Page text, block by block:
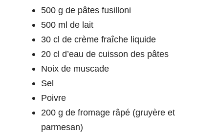
500 g de pâtes fusilloni
500 ml de lait
30 cl de crème fraîche liquide
20 cl d’eau de cuisson des pâtes
Noix de muscade
Sel
Poivre
200 g de fromage râpé (gruyère et
parmesan)